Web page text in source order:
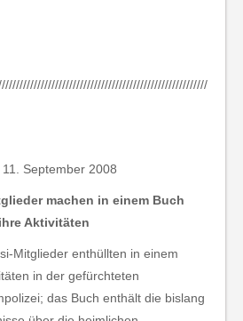
September 2008
machen in einem Buch
Aktivitäten
Mitglieder enthüllten in einem
in der gefürchteten
das Buch enthält die bislang